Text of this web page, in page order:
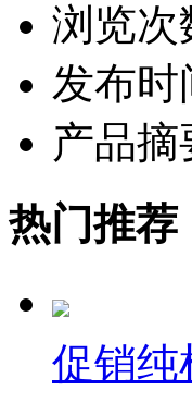
浏览次
发布时
产品摘
热门推荐
促销纯